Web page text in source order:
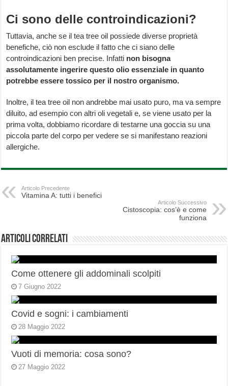
Ci sono delle controindicazioni?
Tuttavia, anche se il tea tree oil possiede diverse proprietà
benefiche, ciò non esclude il fatto che ci siano delle
controindicazioni ben precise. Infatti non bisogna
assolutamente ingerire questo olio essenziale in quanto
potrebbe essere tossico per il nostro organismo.
Inoltre, il tea tree oil non andrebbe mai usato puro, ma va sempre
diluito, ad esempio con altri oli vegetali e, se viene usato per la
prima volta, dobbiamo ricordare di testarne una goccia su una
piccola parte del corpo per vedere se si manifestano reazioni
allergiche.
Articolo Precedente
Vitamina A: tutti i benefici
Articolo Successivo
Cistoscopia: cos’è e come
funziona
Articoli correlati
Come ottenere gli addominali scolpiti
7 Giugno 2022
Covid e sogni: i cambiamenti
28 Maggio 2022
Vuoti di memoria: cosa sono?
27 Maggio 2022